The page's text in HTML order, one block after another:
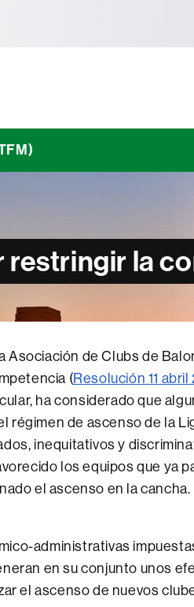
restringir la
Asociación de Clubs de
(Resolución 11 abril
ha considerado que
de ascenso de la
inequitativos y
los equipos que ya
el ascenso en la cancha.
administrativas
en su conjunto unos
el ascenso de nuevos